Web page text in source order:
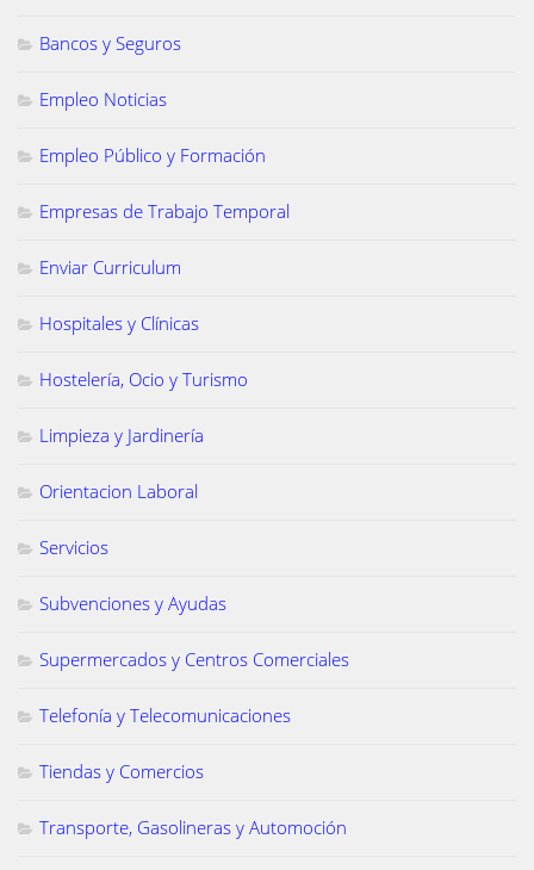
Bancos y Seguros
Empleo Noticias
Empleo Público y Formación
Empresas de Trabajo Temporal
Enviar Curriculum
Hospitales y Clínicas
Hostelería, Ocio y Turismo
Limpieza y Jardinería
Orientacion Laboral
Servicios
Subvenciones y Ayudas
Supermercados y Centros Comerciales
Telefonía y Telecomunicaciones
Tiendas y Comercios
Transporte, Gasolineras y Automoción